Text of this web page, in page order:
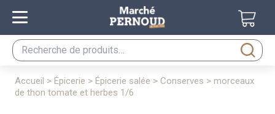
Recherche
pour :
accueil > épicerie > épicerie salée > conserves > morceaux
de thon tomate et herbes 1/6